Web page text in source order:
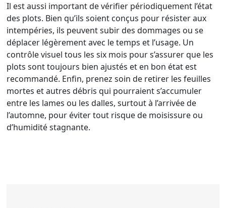
Il est aussi important de vérifier périodiquement l’état
des plots. Bien qu’ils soient conçus pour résister aux
intempéries, ils peuvent subir des dommages ou se
déplacer légèrement avec le temps et l’usage. Un
contrôle visuel tous les six mois pour s’assurer que les
plots sont toujours bien ajustés et en bon état est
recommandé. Enfin, prenez soin de retirer les feuilles
mortes et autres débris qui pourraient s’accumuler
entre les lames ou les dalles, surtout à l’arrivée de
l’automne, pour éviter tout risque de moisissure ou
d’humidité stagnante.